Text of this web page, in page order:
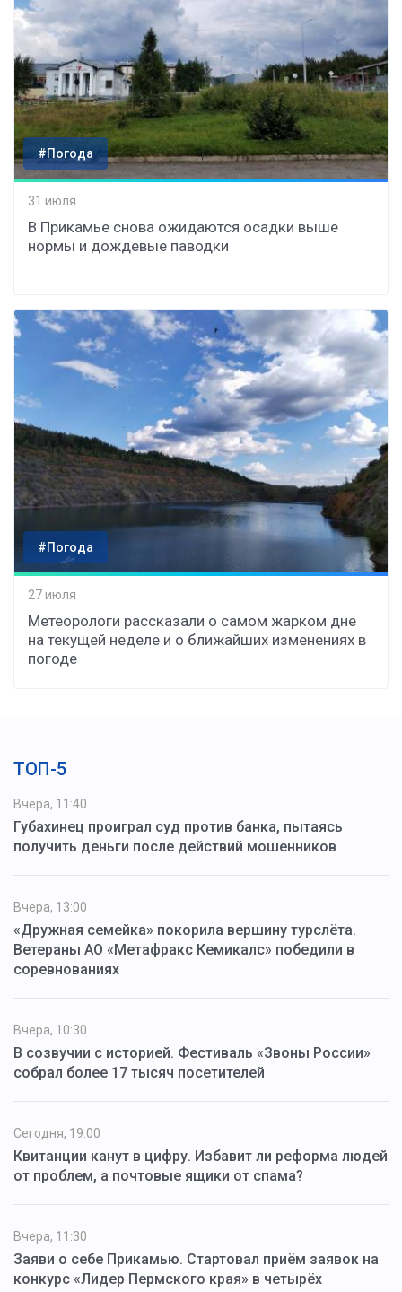
#Погода
31 июля
В Прикамье снова ожидаются осадки выше
нормы и дождевые паводки
#Погода
27 июля
Метеорологи рассказали о самом жарком дне
на текущей неделе и о ближайших изменениях в
погоде
ТОП-5
Вчера, 11:40
Губахинец проиграл суд против банка, пытаясь
получить деньги после действий мошенников
Вчера, 13:00
«Дружная семейка» покорила вершину турслёта.
Ветераны АО «Метафракс Кемикалс» победили в
соревнованиях
Вчера, 10:30
В созвучии с историей. Фестиваль «Звоны России»
собрал более 17 тысяч посетителей
Сегодня, 19:00
Квитанции канут в цифру. Избавит ли реформа людей
от проблем, а почтовые ящики от спама?
Вчера, 11:30
Заяви о себе Прикамью. Стартовал приём заявок на
конкурс «Лидер Пермского края» в четырёх